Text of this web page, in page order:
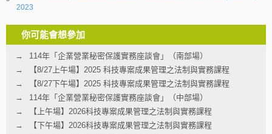
2023
你可能會想參加
114年「企業營業秘密保護實務座談會」（南部場）
【8/27上午場】2025 科技專案成果管理之法制與實務課程
【8/27下午場】2025 科技專案成果管理之法制與實務課程
114年「企業營業秘密保護實務座談會」（中部場）
【上午場】2026科技專案成果管理之法制與實務課程
【下午場】2026科技專案成果管理之法制與實務課程